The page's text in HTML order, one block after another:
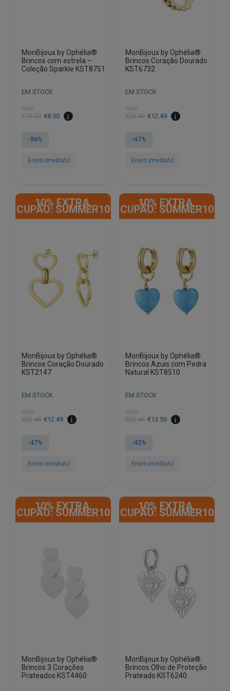
MonBijoux by Ophélia®
Brincos com estrela –
Coleção Sparkle KST8751
EM STOCK
PVPR
€19.50
O
original
€19.50.
€8.50
O
atual
€8.50.
-56%
Envio Imediato
MonBijoux by Ophélia®
Brincos Coração Dourado
KST6732
EM STOCK
PVPR
€23.46
O
original
€23.46.
€12.49
O
atual
€12.49.
-47%
Envio Imediato
10% EXTRA,
CUPÃO: SUMMER10
MonBijoux by Ophélia®
Brincos Coração Dourado
KST2147
EM STOCK
PVPR
€23.46
O
original
€23.46.
€12.49
O
atual
€12.49.
-47%
Envio Imediato
10% EXTRA,
CUPÃO: SUMMER10
MonBijoux by Ophélia®
Brincos Azuis com Pedra
Natural KST8510
EM STOCK
PVPR
€23.46
O
original
€23.46.
€13.56
O
atual
€13.56.
-42%
Envio Imediato
10% EXTRA,
CUPÃO: SUMMER10
MonBijoux by Ophélia®
Brincos 3 Corações
Prateados KST4460
10% EXTRA,
CUPÃO: SUMMER10
MonBijoux by Ophélia®
Brincos Olho de Proteção
Prateado KST6240